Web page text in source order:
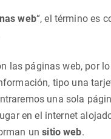
web“, el término es
las páginas web, por
tipo una
una sola
en el internet
unsitio web.